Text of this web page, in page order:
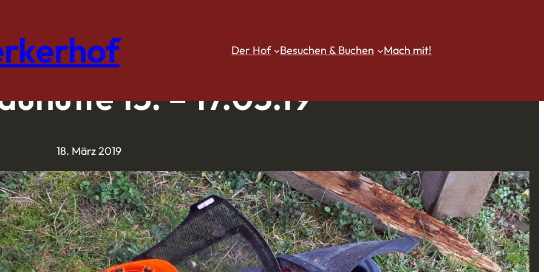
Der Hof Besuchen & Buchen Mach mit!
15. – 17.03.19
18. März 2019